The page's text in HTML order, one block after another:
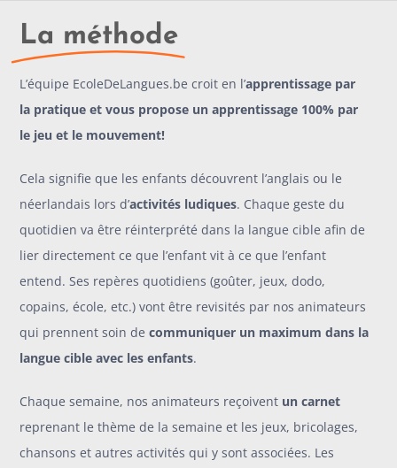
La méthode
L’équipe EcoleDeLangues.be croit en l’apprentissage par
la pratique et vous propose un apprentissage 100% par
le jeu et le mouvement!
Cela signifie que les enfants découvrent l’anglais ou le
néerlandais lors d’activités ludiques. Chaque geste du
quotidien va être réinterprété dans la langue cible afin de
lier directement ce que l’enfant vit à ce que l’enfant
entend. Ses repères quotidiens (goûter, jeux, dodo,
copains, école, etc.) vont être revisités par nos animateurs
qui prennent soin decommuniquer un maximum dans la
langue cible avec les enfants.
Chaque semaine, nos animateurs reçoivent un carnet
reprenant le thème de la semaine et les jeux, bricolages,
chansons et autres activités qui y sont associées. Les